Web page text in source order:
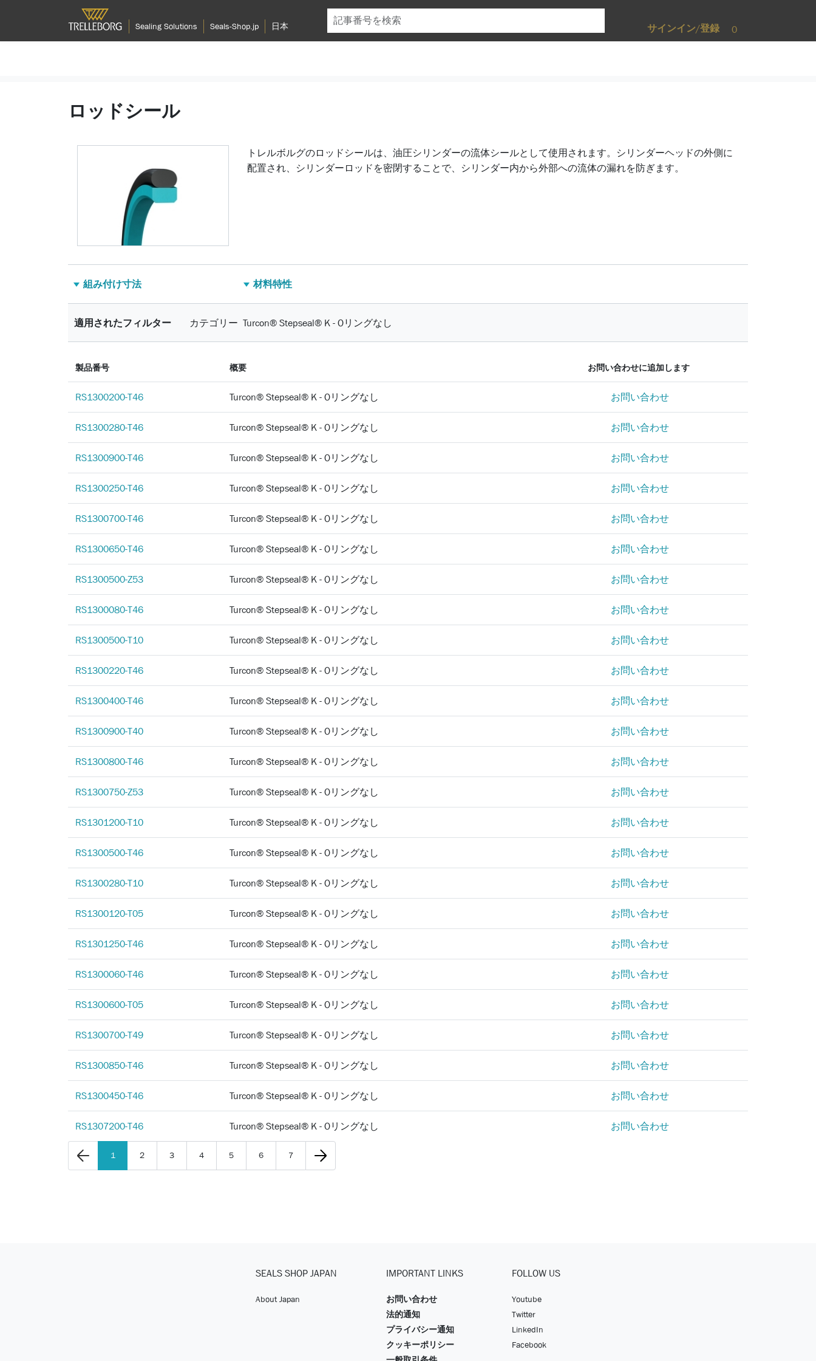
Sealing Solutions Seals-Shop.jp 日本 サインイン/登録 0
ロッドシール
トレルボルグのロッドシールは、油圧シリンダーの流体シールとして使用されます。シリンダーヘッドの外側に
配置され、シリンダーロッドを密閉することで、シリンダー内から外部への流体の漏れを防ぎます。
組み付け寸法 材料特性
適用されたフィルター カテゴリー Turcon® Stepseal® K - Oリングなし
製品番号 概要 お問い合わせに追加します
RS1300200-T46 Turcon® Stepseal® K - Oリングなし お問い合わせ
RS1300280-T46 Turcon® Stepseal® K - Oリングなし お問い合わせ
RS1300900-T46 Turcon® Stepseal® K - Oリングなし お問い合わせ
RS1300250-T46 Turcon® Stepseal® K - Oリングなし お問い合わせ
RS1300700-T46 Turcon® Stepseal® K - Oリングなし お問い合わせ
RS1300650-T46 Turcon® Stepseal® K - Oリングなし お問い合わせ
RS1300500-Z53 Turcon® Stepseal® K - Oリングなし お問い合わせ
RS1300080-T46 Turcon® Stepseal® K - Oリングなし お問い合わせ
RS1300500-T10 Turcon® Stepseal® K - Oリングなし お問い合わせ
RS1300220-T46 Turcon® Stepseal® K - Oリングなし お問い合わせ
RS1300400-T46 Turcon® Stepseal® K - Oリングなし お問い合わせ
RS1300900-T40 Turcon® Stepseal® K - Oリングなし お問い合わせ
RS1300800-T46 Turcon® Stepseal® K - Oリングなし お問い合わせ
RS1300750-Z53 Turcon® Stepseal® K - Oリングなし お問い合わせ
RS1301200-T10 Turcon® Stepseal® K - Oリングなし お問い合わせ
RS1300500-T46 Turcon® Stepseal® K - Oリングなし お問い合わせ
RS1300280-T10 Turcon® Stepseal® K - Oリングなし お問い合わせ
RS1300120-T05 Turcon® Stepseal® K - Oリングなし お問い合わせ
RS1301250-T46 Turcon® Stepseal® K - Oリングなし お問い合わせ
RS1300060-T46 Turcon® Stepseal® K - Oリングなし お問い合わせ
RS1300600-T05 Turcon® Stepseal® K - Oリングなし お問い合わせ
RS1300700-T49 Turcon® Stepseal® K - Oリングなし お問い合わせ
RS1300850-T46 Turcon® Stepseal® K - Oリングなし お問い合わせ
RS1300450-T46 Turcon® Stepseal® K - Oリングなし お問い合わせ
RS1307200-T46 Turcon® Stepseal® K - Oリングなし お問い合わせ
1 2 3 4 5 6 7
SEALS SHOP JAPAN
About Japan
IMPORTANT LINKS
お問い合わせ
法的通知
プライバシー通知
クッキーポリシー
FOLLOW US
Youtube
Twitter
LinkedIn
Facebook